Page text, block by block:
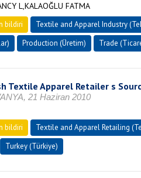
L,KALAOĞLU FATMA
bildiri
Textile and Apparel Industry
Production (Üretim) Trade
Textile Apparel Retailer s
21 Haziran 2010
bildiri
Textile and Apparel Retailing
Turkey (Türkiye)